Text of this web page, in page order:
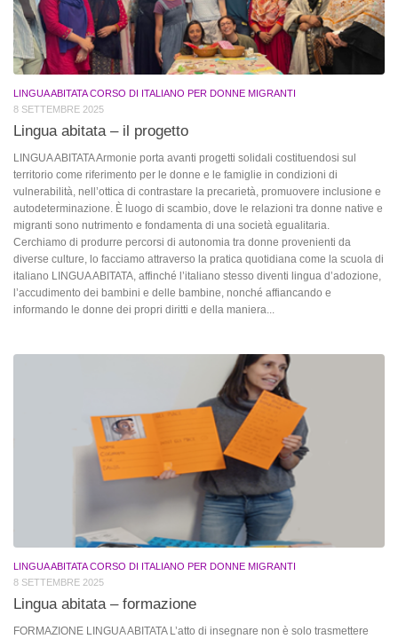
LINGUA ABITATA CORSO DI ITALIANO PER DONNE MIGRANTI
8 SETTEMBRE 2025
Lingua abitata – il progetto
LINGUA ABITATA Armonie porta avanti progetti solidali costituendosi sul
territorio come riferimento per le donne e le famiglie in condizioni di
vulnerabilità, nell’ottica di contrastare la precarietà, promuovere inclusione e
autodeterminazione. È luogo di scambio, dove le relazioni tra donne native e
migranti sono nutrimento e fondamenta di una società egualitaria.
Cerchiamo di produrre percorsi di autonomia tra donne provenienti da
diverse culture, lo facciamo attraverso la pratica quotidiana come la scuola di
italiano LINGUA ABITATA, affinché l’italiano stesso diventi lingua d’adozione,
l’accudimento dei bambini e delle bambine, nonché affiancando e
informando le donne dei propri diritti e della maniera...
LINGUA ABITATA CORSO DI ITALIANO PER DONNE MIGRANTI
8 SETTEMBRE 2025
Lingua abitata – formazione
FORMAZIONE LINGUA ABITATA L’atto di insegnare non è solo trasmettere